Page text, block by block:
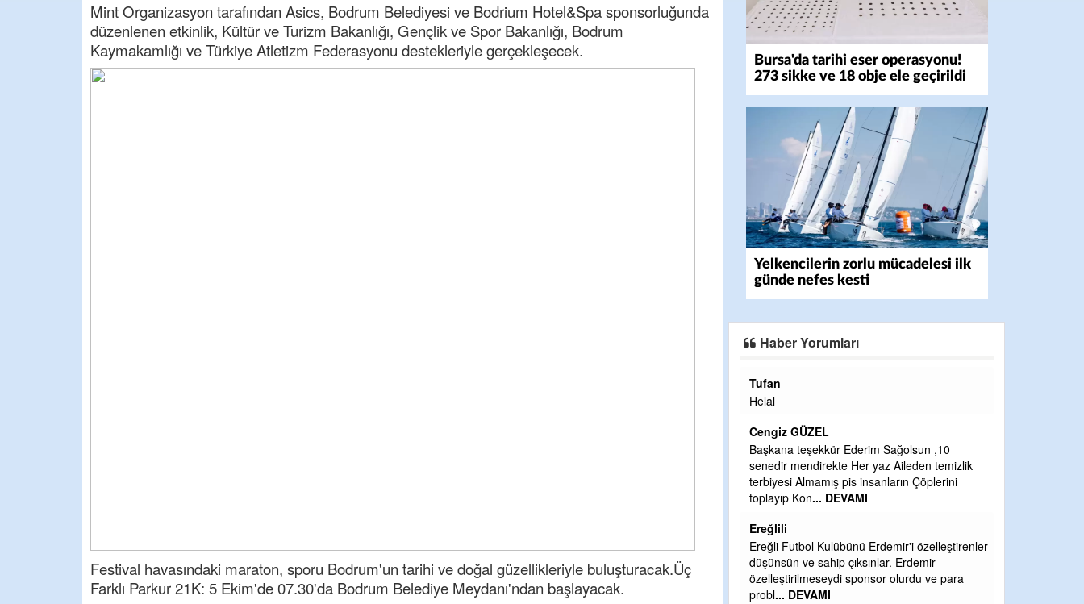
Mint Organizasyon tarafından Asics, Bodrum Belediyesi ve Bodrium Hotel&Spa sponsorluğunda
düzenlenen etkinlik, Kültür ve Turizm Bakanlığı, Gençlik ve Spor Bakanlığı, Bodrum
Kaymakamlığı ve Türkiye Atletizm Federasyonu destekleriyle gerçekleşecek.
Festival havasındaki maraton, sporu Bodrum'un tarihi ve doğal güzellikleriyle buluşturacak.Üç
Farklı Parkur 21K: 5 Ekim'de 07.30'da Bodrum Belediye Meydanı'ndan başlayacak.
Bursa'da tarihi eser operasyonu!
273 sikke ve 18 obje ele geçirildi
Yelkencilerin zorlu mücadelesi ilk
günde nefes kesti
Haber Yorumları
Tufan
Helal
Cengiz GÜZEL
Başkana teşekkür Ederim Sağolsun ,10
senedir mendirekte Her yaz Aileden temizlik
terbiyesi Almamış pis insanların Çöplerini
toplayıp Kon... DEVAMI
Ereğlili
Ereğli Futbol Kulübünü Erdemir'i özelleştirenler
düşünsün ve sahip çıksınlar. Erdemir
özelleştirilmeseydi sponsor olurdu ve para
probl... DEVAMI